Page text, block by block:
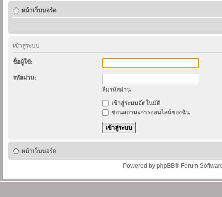
หน้าเว็บบอร์ด
เข้าสู่ระบบ
ชื่อผู้ใช้:
รหัสผ่าน:
ลืมรหัสผ่าน
เข้าสู่ระบบอัตโนมัติ
ซ่อนสถานะการออนไลน์ของฉัน
หน้าเว็บบอร์ด
Powered by phpBB® Forum